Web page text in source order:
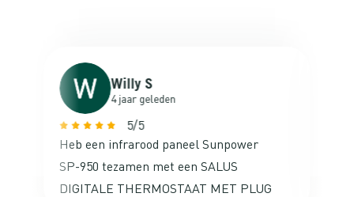
Willy S
4 jaar geleden
5/5
Heb een infrarood paneel Sunpower
SP-950 tezamen met een SALUS
DIGITALE THERMOSTAAT MET PLUG